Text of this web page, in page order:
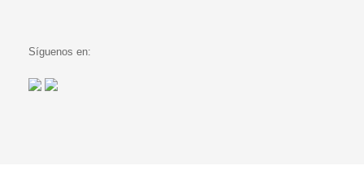
Síguenos en: